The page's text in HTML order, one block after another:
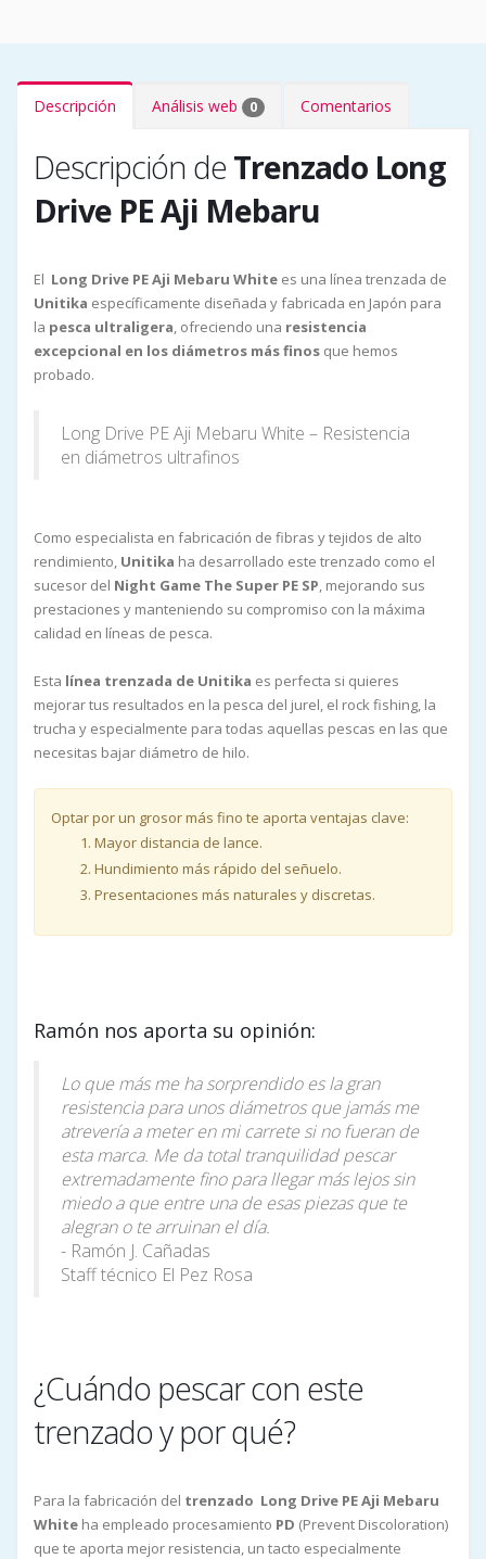
Descripción Análisis web 0 Comentarios
Descripción deTrenzado Long
Drive PE Aji Mebaru
El Long Drive PE Aji Mebaru White es una línea trenzada de
Unitika específicamente diseñada y fabricada en Japón para
la pesca ultraligera, ofreciendo una resistencia
excepcional en los diámetros más finos que hemos
probado.
Long Drive PE Aji Mebaru White – Resistencia
en diámetros ultrafinos
Como especialista en fabricación de fibras y tejidos de alto
rendimiento, Unitika ha desarrollado este trenzado como el
sucesor del Night Game The Super PE SP, mejorando sus
prestaciones y manteniendo su compromiso con la máxima
calidad en líneas de pesca.
Esta línea trenzada de Unitika es perfecta si quieres
mejorar tus resultados en la pesca del jurel, el rock fishing, la
trucha y especialmente para todas aquellas pescas en las que
necesitas bajar diámetro de hilo.
Optar por un grosor más fino te aporta ventajas clave:
Mayor distancia de lance.
Hundimiento más rápido del señuelo.
Presentaciones más naturales y discretas.
Ramón nos aporta su opinión:
Lo que más me ha sorprendido es la gran
resistencia para unos diámetros que jamás me
atrevería a meter en mi carrete si no fueran de
esta marca. Me da total tranquilidad pescar
extremadamente fino para llegar más lejos sin
miedo a que entre una de esas piezas que te
alegran o te arruinan el día.
- Ramón J. Cañadas
Staff técnico El Pez Rosa
¿Cuándo pescar con este
trenzado y por qué?
Para la fabricación del trenzado Long Drive PE Aji Mebaru
White ha empleado procesamiento PD (Prevent Discoloration)
que te aporta mejor resistencia, un tacto especialmente